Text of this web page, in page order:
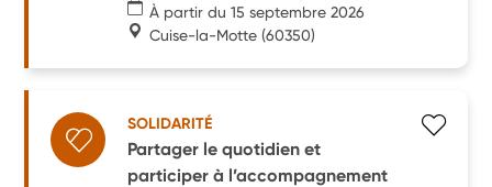
À partir du 15 septembre 2026
Cuise-la-Motte (60350)
SOLIDARITÉ
Partager le quotidien et
participer à l’accompagnement